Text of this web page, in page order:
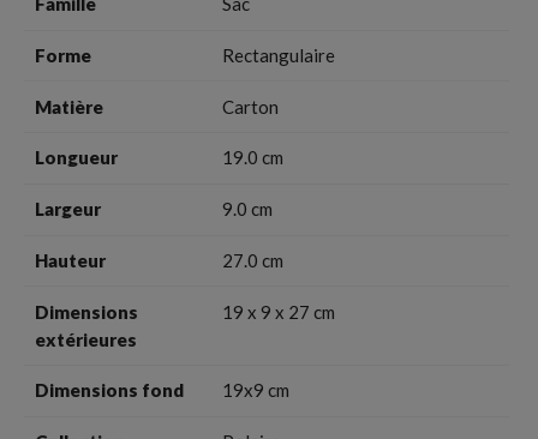
Forme Rectangulaire
Matière Carton
Longueur 19.0 cm
Largeur 9.0 cm
Hauteur 27.0 cm
Dimensions
extérieures
19 x 9 x 27 cm
Dimensions fond 19x9 cm